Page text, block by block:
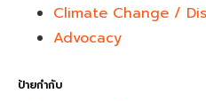
Climate Change /
Advocacy
ป้ายกำกับ